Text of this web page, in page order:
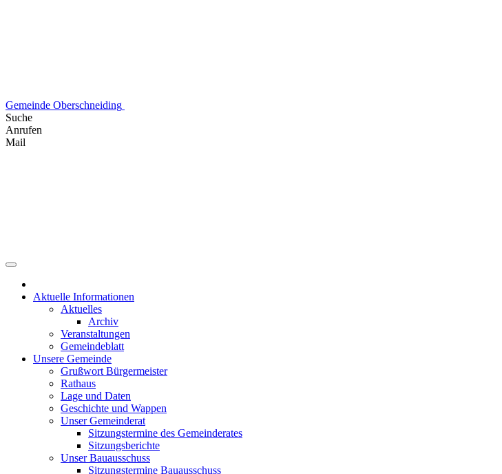
Gemeinde Oberschneiding
Suche
Anrufen
Mail
Aktuelle Informationen
Aktuelles
Archiv
Veranstaltungen
Gemeindeblatt
Unsere Gemeinde
Grußwort Bürgermeister
Rathaus
Lage und Daten
Geschichte und Wappen
Unser Gemeinderat
Sitzungstermine des Gemeinderates
Sitzungsberichte
Unser Bauausschuss
Sitzungstermine Bauausschuss